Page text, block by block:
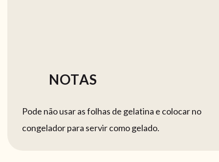
NOTAS
Pode não usar as folhas de gelatina e colocar no
congelador para servir como gelado.